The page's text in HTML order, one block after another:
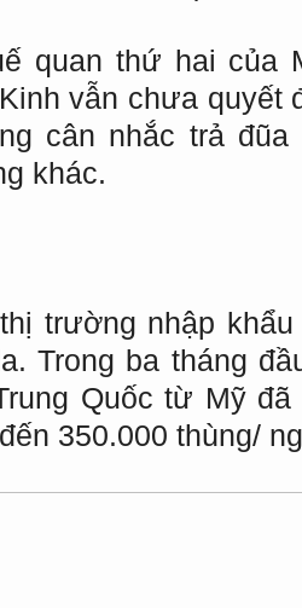
quan thứ hai của
vẫn chưa quyết
cân nhắc trả
khác.
trường nhập
Trong ba tháng
Quốc từ Mỹ
350.000 thùng/